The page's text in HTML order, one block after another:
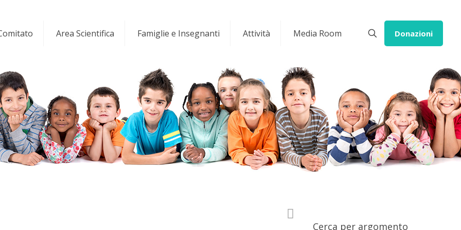
Area Scientifica Famiglie e Insegnanti Attività Media Room Donazioni
Cerca per argomento